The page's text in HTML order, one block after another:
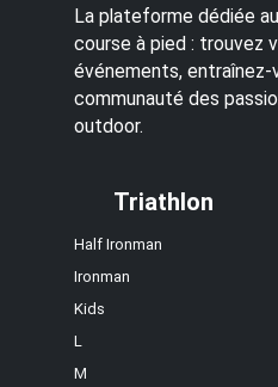
La plateforme dédiée
course à pied : trouvez
événements,
communauté des
outdoor.
Triathlon
Half Ironman
Ironman
Kids
L
M